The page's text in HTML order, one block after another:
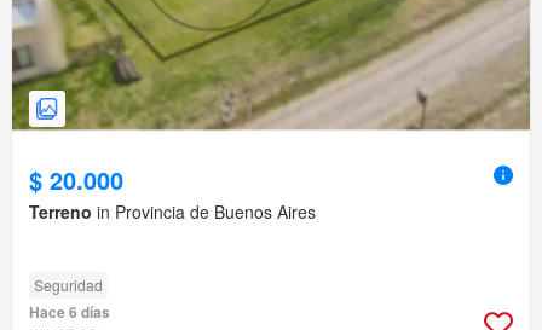
$ 20.000
Terreno in Provincia de Buenos Aires
Seguridad
Hace 6 días